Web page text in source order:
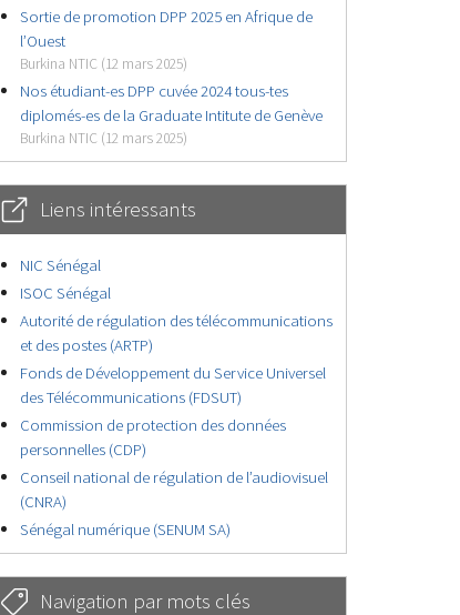
Sortie de promotion DPP 2025 en Afrique de
l’Ouest
Burkina NTIC (12 mars 2025)
Nos étudiant-es DPP cuvée 2024 tous-tes
diplomés-es de la Graduate Intitute de Genève
Burkina NTIC (12 mars 2025)
Liens intéressants
NIC Sénégal
ISOC Sénégal
Autorité de régulation des télécommunications
et des postes (ARTP)
Fonds de Développement du Service Universel
des Télécommunications (FDSUT)
Commission de protection des données
personnelles (CDP)
Conseil national de régulation de l’audiovisuel
(CNRA)
Sénégal numérique (SENUM SA)
Navigation par mots clés